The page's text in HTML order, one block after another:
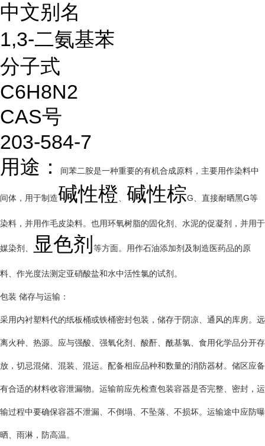
中文别名
1,3-二氨基苯
分子式
C6H8N2
CAS号
203-584-7
用途：
间苯二胺是一种重要的有机合成原料，主要用作染料中
间体，用于制造碱性橙 碱性棕G、直接耐晒黑G等
染料，并用作毛皮染料。也用环氧树脂的固化剂、水泥的促凝剂，并用于
媒染剂、 显色剂等方面。用作石油添加剂及制造医药品的原
料、作光度法测定亚硝酸盐和水中活性氯的试剂。
包装 储存与运输：
采用内衬塑料代的纸板桶或铁桶密封包装，储存于阴凉、通风的库房。远
离火种、热源。应与强酸、强氧化剂、酸酐、酰基氯、食用化学品分开存
放，切忌混储、混装、混运。配备相应品种和数量的消防器材。储区应备
有合适的材料收容泄漏物。运输前应先检查包装容器是否完整、密封，运
输过程中要确保容器不泄漏、不倒塌、不坠落、不损坏。运输途中应防曝
晒、雨淋，防高温。